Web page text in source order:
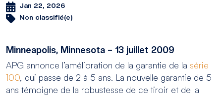
Jan 22, 2026
Non classifié(e)
Minneapolis, Minnesota – 13 juillet 2009
APG annonce l’amélioration de la garantie de la série
100, qui passe de 2 à 5 ans. La nouvelle garantie de 5
ans témoigne de la robustesse de ce tiroir et de la